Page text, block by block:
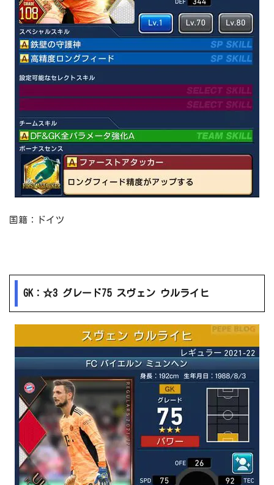
国籍：ドイツ
GK：☆3 グレード75 スヴェン ウルライヒ